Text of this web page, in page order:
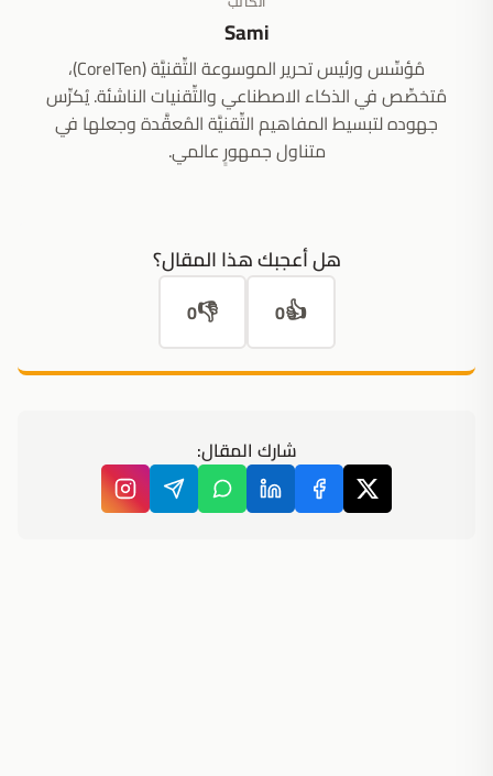
Sami
مُؤسِّس ورئيس تحرير الموسوعة التِّقنيَّة (CoreITen)،
مُتخصِّص في الذكاء الاصطناعي والتِّقنيات الناشئة. يُكرِّس
جهوده لتبسيط المفاهيم التِّقنيَّة المُعقَّدة وجعلها في
متناول جمهورٍ عالمي.
هل أعجبك هذا المقال؟
👍
0
👎
0
شارك المقال: